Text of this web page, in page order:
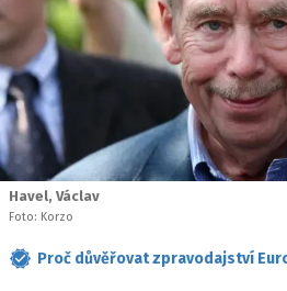
Havel, Václav
Foto: Korzo
Proč důvěřovat zpravodajství